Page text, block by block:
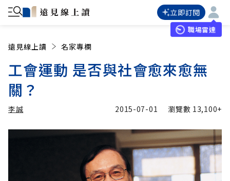
立即訂閱
職場雷達
遠見線上讀 名家專欄
工會運動 是否與社會愈來愈無
關？
李誠
加入追蹤
2015-07-01 瀏覽數 13,100+